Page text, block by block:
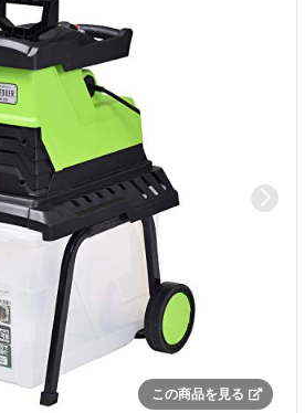
この商品を見る